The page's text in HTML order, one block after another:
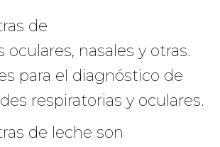
de
oculares, nasales y otras.
para el diagnóstico de
respiratorias y oculares.
de leche son